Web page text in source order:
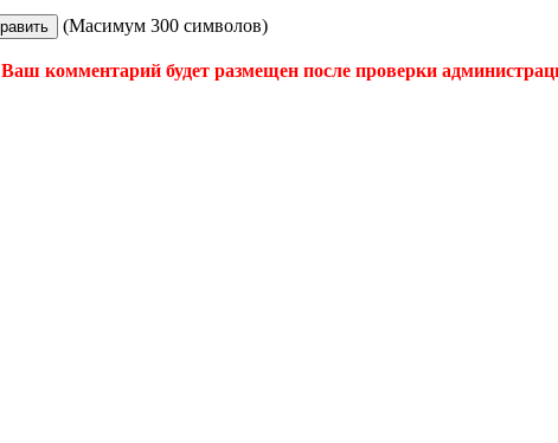
(Масимум 300 символов)
Ваш комментарий будет размещен после проверки